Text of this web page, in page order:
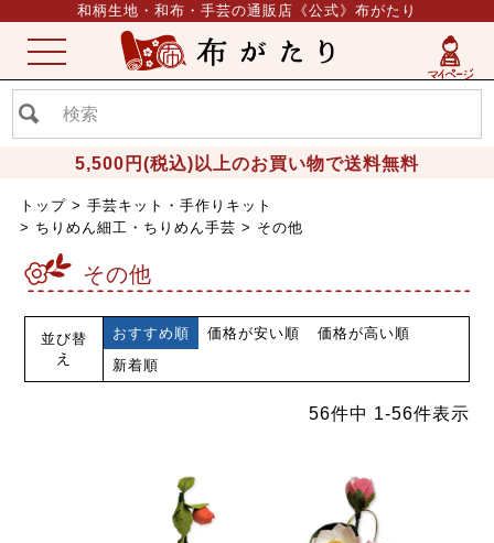
和柄生地・和布・手芸の通販店《公式》布がたり
5,500円(税込)以上のお買い物で送料無料
ME
NU
トップ
手芸キット・手作りキット
ちりめん細工・ちりめん手芸
その他
その他
並び替
え
おすすめ順 価格が安い順
価格が高い順
新着順
56件中 1-56件表示